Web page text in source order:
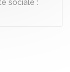
sociale :